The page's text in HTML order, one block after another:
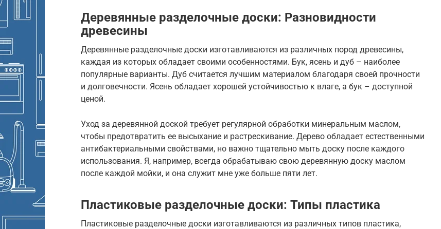
Деревянные разделочные доски: Разновидности
древесины
Деревянные разделочные доски изготавливаются из различных пород древесины,
каждая из которых обладает своими особенностями. Бук, ясень и дуб – наиболее
популярные варианты. Дуб считается лучшим материалом благодаря своей прочности
и долговечности. Ясень обладает хорошей устойчивостью к влаге, а бук – доступной
ценой.
Уход за деревянной доской требует регулярной обработки минеральным маслом,
чтобы предотвратить ее высыхание и растрескивание. Дерево обладает естественными
антибактериальными свойствами, но важно тщательно мыть доску после каждого
использования. Я, например, всегда обрабатываю свою деревянную доску маслом
после каждой мойки, и она служит мне уже больше пяти лет.
Пластиковые разделочные доски: Типы пластика
Пластиковые разделочные доски изготавливаются из различных типов пластика,